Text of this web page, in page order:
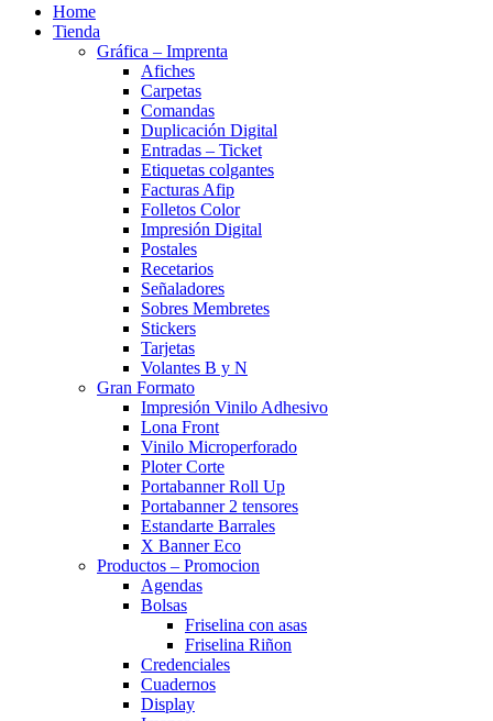
Home
Tienda
Gráfica – Imprenta
Afiches
Carpetas
Comandas
Duplicación Digital
Entradas – Ticket
Etiquetas colgantes
Facturas Afip
Folletos Color
Impresión Digital
Postales
Recetarios
Señaladores
Sobres Membretes
Stickers
Tarjetas
Volantes B y N
Gran Formato
Impresión Vinilo Adhesivo
Lona Front
Vinilo Microperforado
Ploter Corte
Portabanner Roll Up
Portabanner 2 tensores
Estandarte Barrales
X Banner Eco
Productos – Promocion
Agendas
Bolsas
Friselina con asas
Friselina Riñon
Credenciales
Cuadernos
Display